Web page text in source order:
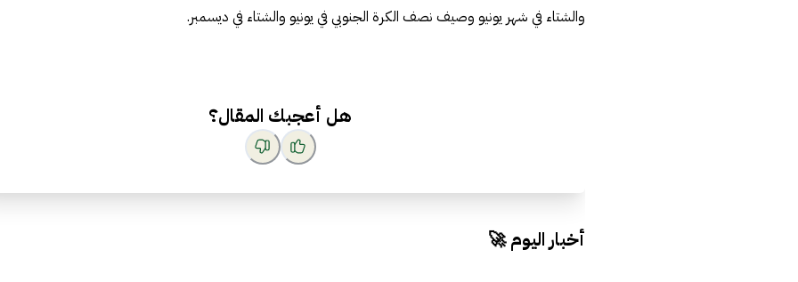
والشتاء في شهر يونيو وصيف نصف الكرة الجنوبي في يونيو والشتاء في ديسمبر.
هل أعجبك المقال؟
أخبار اليوم 🚀